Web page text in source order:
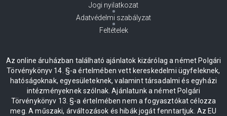
Jogi nyilatkozat
Adatvédelmi szabályzat
Feltételek
Az online áruházban található ajánlatok kizárólag a német Polgári
Törvénykönyv 14. §-a értelmében vett kereskedelmi ügyfeleknek,
hatóságoknak, egyesületeknek, valamint társadalmi és egyházi
intézményeknek szólnak. Ajánlatunk a német Polgári
Törvénykönyv 13. §-a értelmében nem a fogyasztókat célozza
meg. A műszaki, árváltozások és hibák jogát fenntartjuk. Az EU